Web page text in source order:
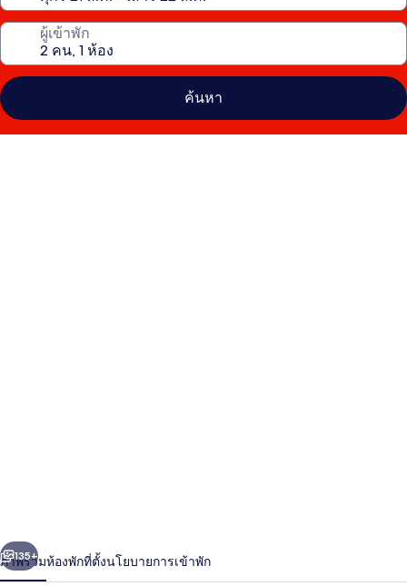
ผู้เข้าพัก
ค้นหา
ลมทะเล
า
ถัดไป
135+
ภาพรวมห้องพักที่ตั้งนโยบายการเข้าพัก